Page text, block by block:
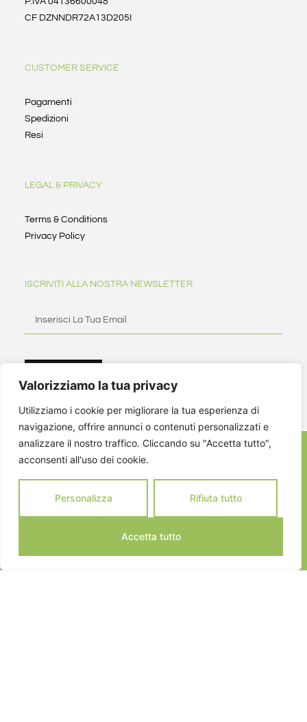
Valorizziamo la tua privacy
Utilizziamo i cookie per migliorare la tua esperienza di
navigazione, offrire annunci o contenuti personalizzati e
analizzare il nostro traffico. Cliccando su "Accetta tutto",
acconsenti all'uso dei cookie.
Personalizza Rifiuta tutto
Accetta tutto
CF DZNNDR72A13D205I
CUSTOMER SERVICE
Pagamenti
Spedizioni
Resi
LEGAL & PRIVACY
Terms & Conditions
Privacy Policy
ISCRIVITI ALLA NOSTRA NEWSLETTER